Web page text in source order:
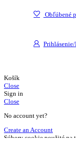
Obľúbené
Košík
Close
Sign in
Close
No account yet?
Create an Account
Súbory cookie použité na